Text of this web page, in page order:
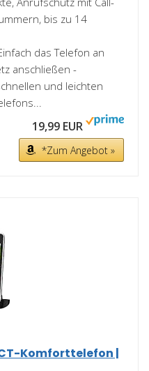
bis zu 14
Einfach das Telefon an
anschließen -
und leichten
19,99 EUR
*Zum Angebot »
Komforttelefon |